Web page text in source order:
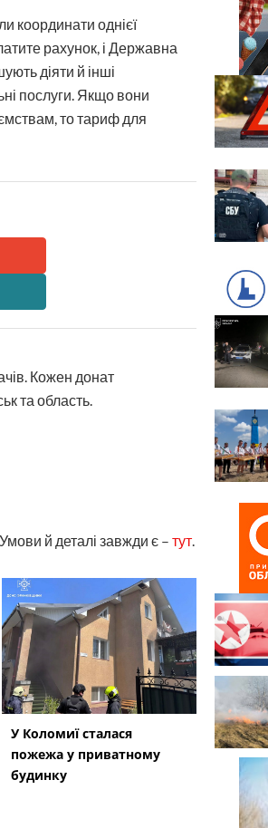
координати однієї
рахунок, і Державна
діяти й інші
послуги. Якщо вони
то тариф для
Кожен донат
та область.
й деталі завжди є – тут
У Коломиї сталася
пожежа у приватному
будинку